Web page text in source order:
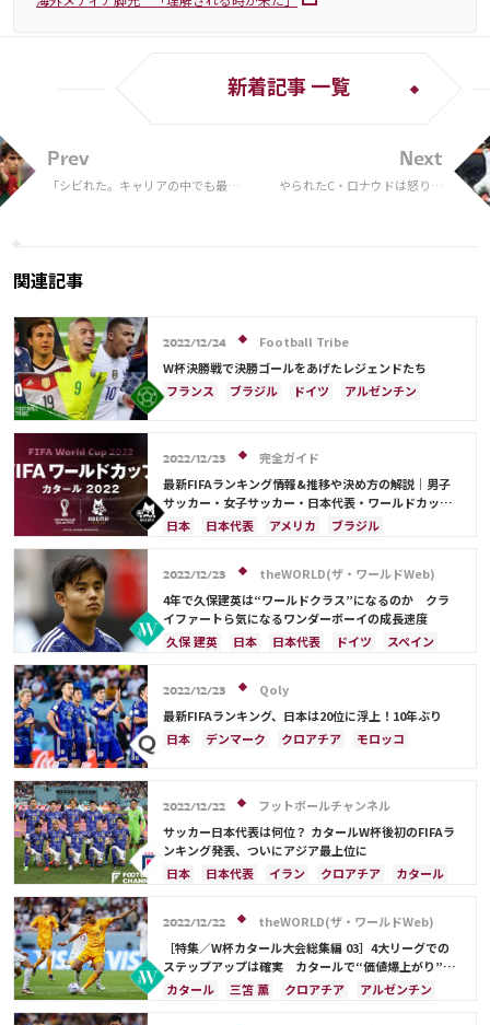
Prev
「シビれた。キャリアの中でも最高
新着記事 一覧
Next
やられたC・ロナウドは怒り？
関連記事
2022/12/24
Football Tribe
W杯決勝戦で決勝ゴールをあげたレジェンドたち
フランス
ブラジル ドイツ
アルゼンチン
サウジアラビア
クロアチア
ウェールズ
日本代表 ケイラー・ナバス
2022/12/23
完全ガイド
最新FIFAランキング情報&推移や決め方の解説｜男子
サッカー・女子サッカー・日本代表・ワールドカップ
出場国を網羅
日本 日本代表 アメリカ
ブラジル
ドイツ
ベルギー クロアチア
スイス
イングランド
アルゼンチン
ガーナ
デンマーク
セルビア スペイン
オランダ
ポーランド
ポルトガル
エクアドル
カメルーン
モロッコ
カタール
サウジアラビア 中山 雄太
2022/12/23
theWORLD(ザ・ワールドWeb)
4年で久保建英は“ワールドクラス”になるのか クラ
イファートら気になるワンダーボーイの成長速度
久保 建英
日本 日本代表 ドイツ
スペイン
2022/12/23
Qoly
最新FIFAランキング、日本は20位に浮上！10年ぶり
日本
デンマーク クロアチア
モロッコ
スイス
イングランド オランダ
ポーランド
ポルトガル
ブラジル
アルゼンチン
ウルグアイ
カナダ メキシコ セネガル
アメリカ
ウェールズ
2022/12/22
フットボールチャンネル
サッカー日本代表は何位？ カタールW杯後初のFIFAラ
ンキング発表、ついにアジア最上位に
日本
日本代表 イラン クロアチア
カタール
モロッコ
オーストラリア
サウジアラビア
ドイツ
デンマーク スペイン
スイス
イングランド
オランダ
ポルトガル
ウルグアイ
メキシコ セネガル
韓国
2022/12/22
theWORLD(ザ・ワールドWeb)
［特集／W杯カタール大会総集編 03］4大リーグでの
ステップアップは確実 カタールで“価値爆上がり”の
11人
カタール 三笘 薫 クロアチア
アルゼンチン